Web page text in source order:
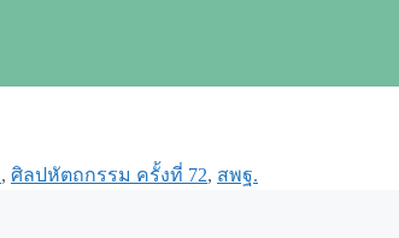
, ศิลปหัตถกรรม ครั้งที่ 72, สพฐ.